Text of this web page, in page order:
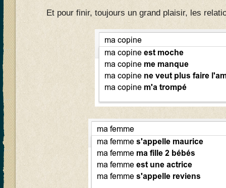
Et pour finir, toujours un grand plaisir, les